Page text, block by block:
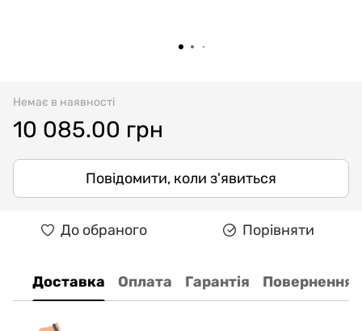
Немає в наявності
10 085.00 грн
Повідомити, коли з'явиться
До обраного Порівняти
Доставка Оплата Гарантія Повернення